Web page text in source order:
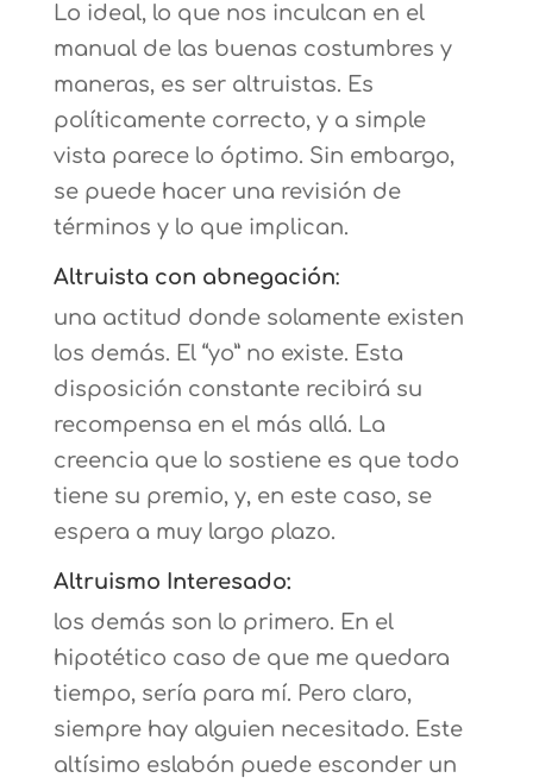
Lo ideal, lo que nos inculcan en el
manual de las buenas costumbres y
maneras, es ser altruistas. Es
políticamente correcto, y a simple
vista parece lo óptimo. Sin embargo,
se puede hacer una revisión de
términos y lo que implican.
Altruista con abnegación:
una actitud donde solamente existen
los demás. El “yo” no existe. Esta
disposición constante recibirá su
recompensa en el más allá. La
creencia que lo sostiene es que todo
tiene su premio, y, en este caso, se
espera a muy largo plazo.
Altruismo Interesado:
los demás son lo primero. En el
hipotético caso de que me quedara
tiempo, sería para mí. Pero claro,
siempre hay alguien necesitado. Este
altísimo eslabón puede esconder un